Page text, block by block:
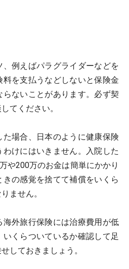
例えばパラグライダーなどを
を支払うなどしないと保険金
ないことがあります。必ず契
てください。
た場合、日本のように健康保険
けにはいきません。入院した
や200万のお金は簡単にかかり
きの感覚を捨てて補償をいくら
ません。
海外旅行保険には治療費用が低
くらついているか確認して足
しておきましょう。